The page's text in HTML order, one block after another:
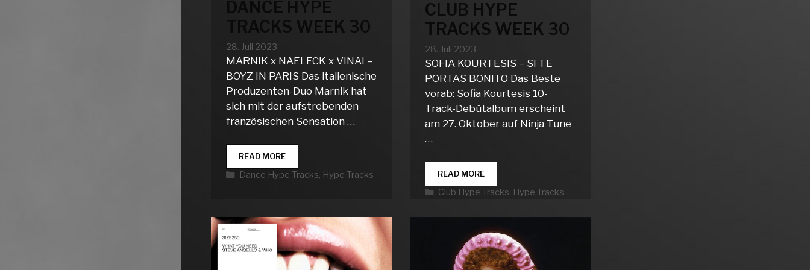
DANCE HYPE
TRACKS WEEK 30
28. Juli 2023
MARNIK x NAELECK x VINAI –
BOYZ IN PARIS Das italienische
Produzenten-Duo Marnik hat
sich mit der aufstrebenden
französischen Sensation …
READ MOREDANCE
HYPE
TRACKS
Kategorien
Dance Hype Tracks, Hype Tracks
CLUB HYPE
TRACKS WEEK 30
28. Juli 2023
SOFIA KOURTESIS – SI TE
PORTAS BONITO Das Beste
vorab: Sofia Kourtesis 10-
Track-Debütalbum erscheint
am 27. Oktober auf Ninja Tune
…
READ MORECLUB
HYPE
TRACKS
30
Kategorien
Club Hype Tracks, Hype Tracks